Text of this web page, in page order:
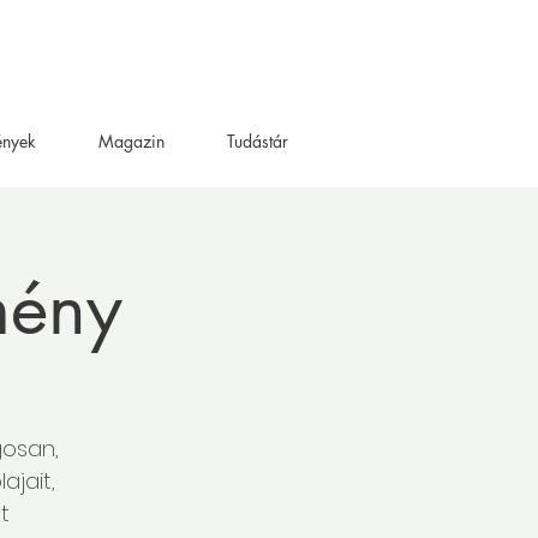
Magazin Tudástár